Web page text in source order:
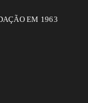
EM 1963